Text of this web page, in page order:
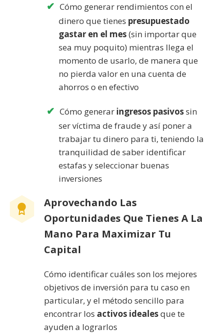
Cómo generar rendimientos con el
dinero que tienes presupuestado
gastar en el mes(sin importar que
sea muy poquito) mientras llega el
momento de usarlo, de manera que
no pierda valor en una cuenta de
ahorros o en efectivo
Cómo generar ingresos pasivossin
ser víctima de fraude y así poner a
trabajar tu dinero para ti, teniendo la
tranquilidad de saber identificar
estafas y seleccionar buenas
inversiones
Aprovechando Las
Oportunidades Que Tienes A La
Mano Para Maximizar Tu
Capital
Cómo identificar cuáles son los mejores
objetivos de inversión para tu caso en
particular, y el método sencillo para
encontrar los activos idealesque te
ayuden a lograrlos